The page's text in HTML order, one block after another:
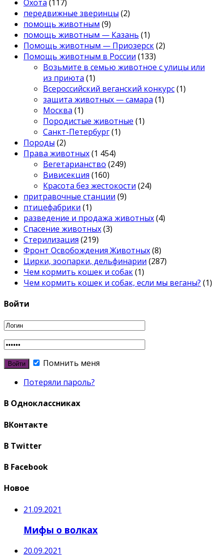
Охота (117)
передвижные зверинцы (2)
помощь животным (9)
помощь животным — Казань (1)
Помощь животным — Приозерск(2)
Помощь животным в России (133)
Возьмите в семью животное с улицы или
из приюта (1)
Всероссийский веганский конкурс(1)
защита животных — самара (1)
Москва (1)
Породистые животные (1)
Санкт-Петербург(1)
Породы (2)
Права животных(1 454)
Вегетарианство (249)
Вивисекция (160)
Красота без жестокости (24)
притравочные станции (9)
птицефабрики (1)
разведение и продажа животных(4)
Спасение животных(3)
Стерилизация (219)
Фронт Освобождения Животных(8)
Цирки, зоопарки, дельфинарии (287)
Чем кормить кошек и собак(1)
Чем кормить кошек и собак, если мы веганы? (1)
Войти
Помнить меня
Потеряли пароль?
В Одноклассниках
ВКонтакте
В Twitter
В Facebook
Новое
21.09.2021
Мифы о волках
20.09.2021